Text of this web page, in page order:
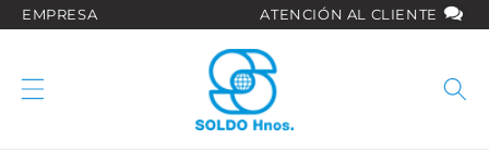
directamente
EMPRESA ATENCIÓN AL CLIENTE